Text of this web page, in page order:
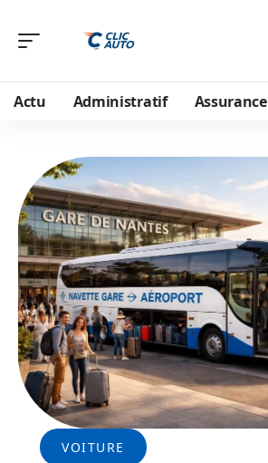
Actu Administratif Assurance
VOITURE